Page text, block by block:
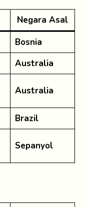
Negara Asal
Bosnia
Australia
Australia
Brazil
Sepanyol